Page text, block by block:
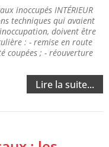
inoccupés INTÉRIEUR
techniques qui avaient
doivent être
: - remise en route
coupées ; - réouverture
Lire la suite...